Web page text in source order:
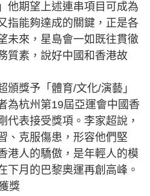
他期望上述連串項目可成為
指能夠達成的關鍵，正是各
未來，星島會一如既往貫徹
質素，說好中國和香港故
獎予「體育/文化/演藝」
為杭州第19屆亞運會中國香
代表接受獎項。李家超說，
、克服傷患，形容他們堅
港人的驕傲，是年輕人的模
下月的巴黎奧運再創高峰。
獎